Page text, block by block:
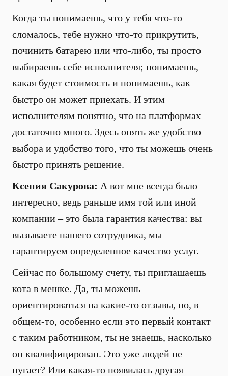
Когда ты понимаешь, что у тебя что-то
сломалось, тебе нужно что-то прикрутить,
починить батарею или что-либо, ты просто
выбираешь себе исполнителя; понимаешь,
какая будет стоимость и понимаешь, как
быстро он может приехать. И этим
исполнителям понятно, что на платформах
достаточно много. Здесь опять же удобство
выбора и удобство того, что ты можешь очень
быстро принять решение.
Ксения Сакурова: А вот мне всегда было
интересно, ведь раньше имя той или иной
компании – это была гарантия качества: вы
вызываете нашего сотрудника, мы
гарантируем определенное качество услуг.
Сейчас по большому счету, ты приглашаешь
кота в мешке. Да, ты можешь
ориентироваться на какие-то отзывы, но, в
общем-то, особенно если это первый контакт
с таким работником, ты не знаешь, насколько
он квалифицирован. Это уже людей не
пугает? Или какая-то появилась другая